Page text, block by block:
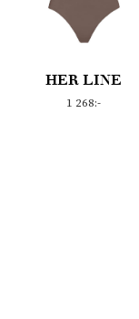
& OTHER
STORIES